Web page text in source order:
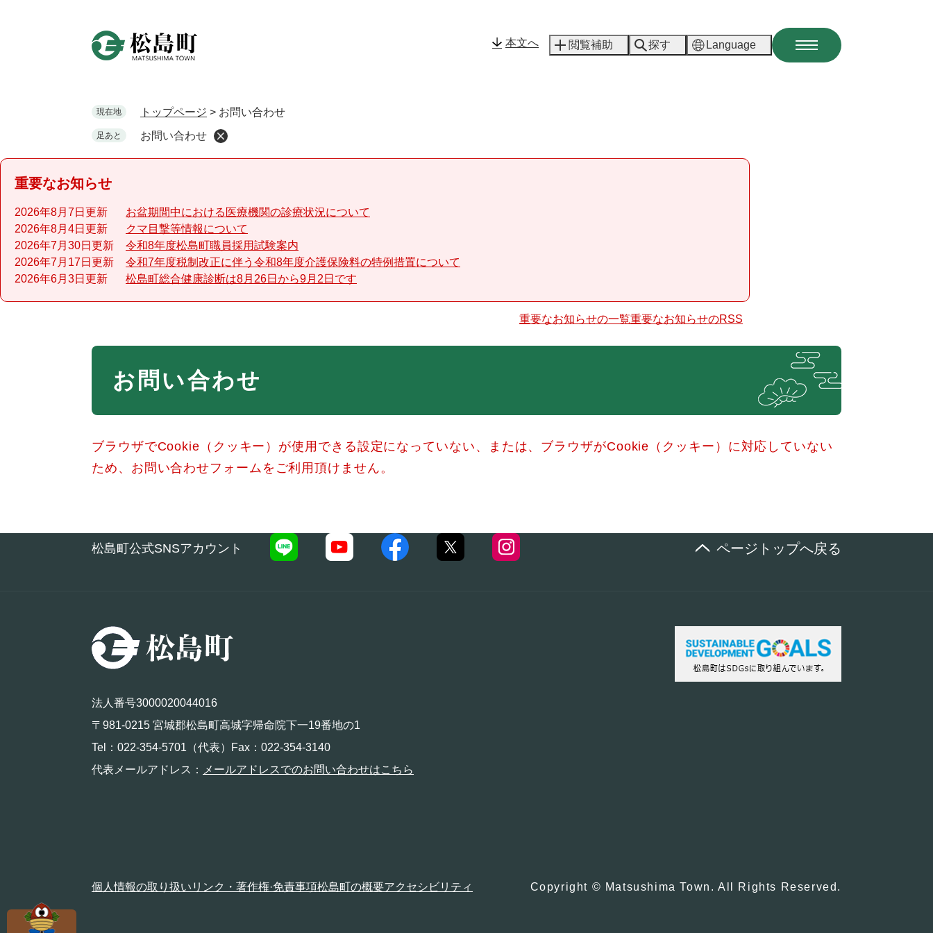
本文へ 閲覧補助 探す Language
現在地 トップページ > お問い合わせ
足あと お問い合わせ
重要なお知らせ
2026年8月7日更新
お盆期間中における医療機関の診療状況について
2026年8月4日更新
クマ目撃等情報について
2026年7月30日更新
令和8年度松島町職員採用試験案内
2026年7月17日更新
令和7年度税制改正に伴う令和8年度介護保険料の特例措置について
2026年6月3日更新
松島町総合健康診断は8月26日から9月2日です
重要なお知らせの一覧重要なお知らせのRSS
お問い合わせ
ブラウザでCookie（クッキー）が使用できる設定になっていない、または、ブラウザがCookie（クッキー）に対応していない
ため、お問い合わせフォームをご利用頂けません。
松島町公式SNSアカウント ページトップへ戻る
法人番号3000020044016
〒981-0215 宮城郡松島町高城字帰命院下一19番地の1
Tel：022-354-5701（代表）Fax：022-354-3140
代表メールアドレス：
メールアドレスでのお問い合わせはこちら
個人情報の取り扱い リンク・著作権·免責事項松島町の概要アクセシビリティ Copyright © Matsushima Town. All Rights Reserved.